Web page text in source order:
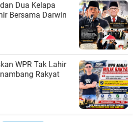
Dua Kelapa
Bersama Darwin
WPR Tak Lahir
Rakyat